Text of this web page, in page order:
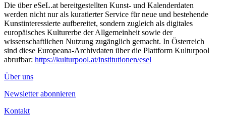
Die über eSeL.at bereitgestellten Kunst- und Kalenderdaten
werden nicht nur als kuratierter Service für neue und bestehende
Kunstinteressierte aufbereitet, sondern zugleich als digitales
europäisches Kulturerbe der Allgemeinheit sowie der
wissenschaftlichen Nutzung zugänglich gemacht. In Österreich
sind diese Europeana-Archivdaten über die Plattform Kulturpool
abrufbar: https://kulturpool.at/institutionen/esel
Über uns
Newsletter abonnieren
Kontakt